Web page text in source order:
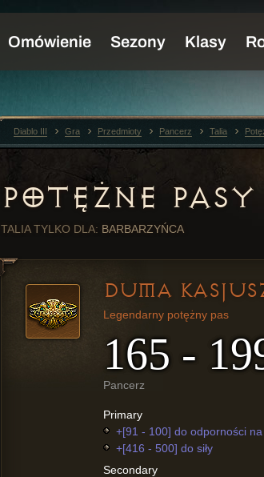
POTĘŻNE PASY
TALIATYLKO DLA: BARBARZYŃCA
DUMA
Legendarny potężny pas
165 -
Pancerz
Primary
+[91 - 100] do odporności na
+[416 - 500] do siły
Secondary
Diablo III Gra Przedmioty Pancerz Talia